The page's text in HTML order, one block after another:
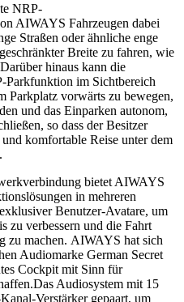
NRP-
AIWAYS Fahrzeugen dabei
Straßen oder ähnliche enge
Breite zu fahren, wie
hinaus kann die
Parkfunktion im Sichtbereich
Parkplatz vorwärts zu bewegen,
und das Einparken autonom,
so dass der Besitzer
komfortable Reise unter dem
bietet AIWAYS
in mehreren
Benutzer-Avatare, um
zu verbessern und die Fahrt
zu machen. AIWAYS hat sich
Audiomarke German Secret
Cockpit mit Sinn für
Audiosystem mit 15
Verstärker gepaart, um